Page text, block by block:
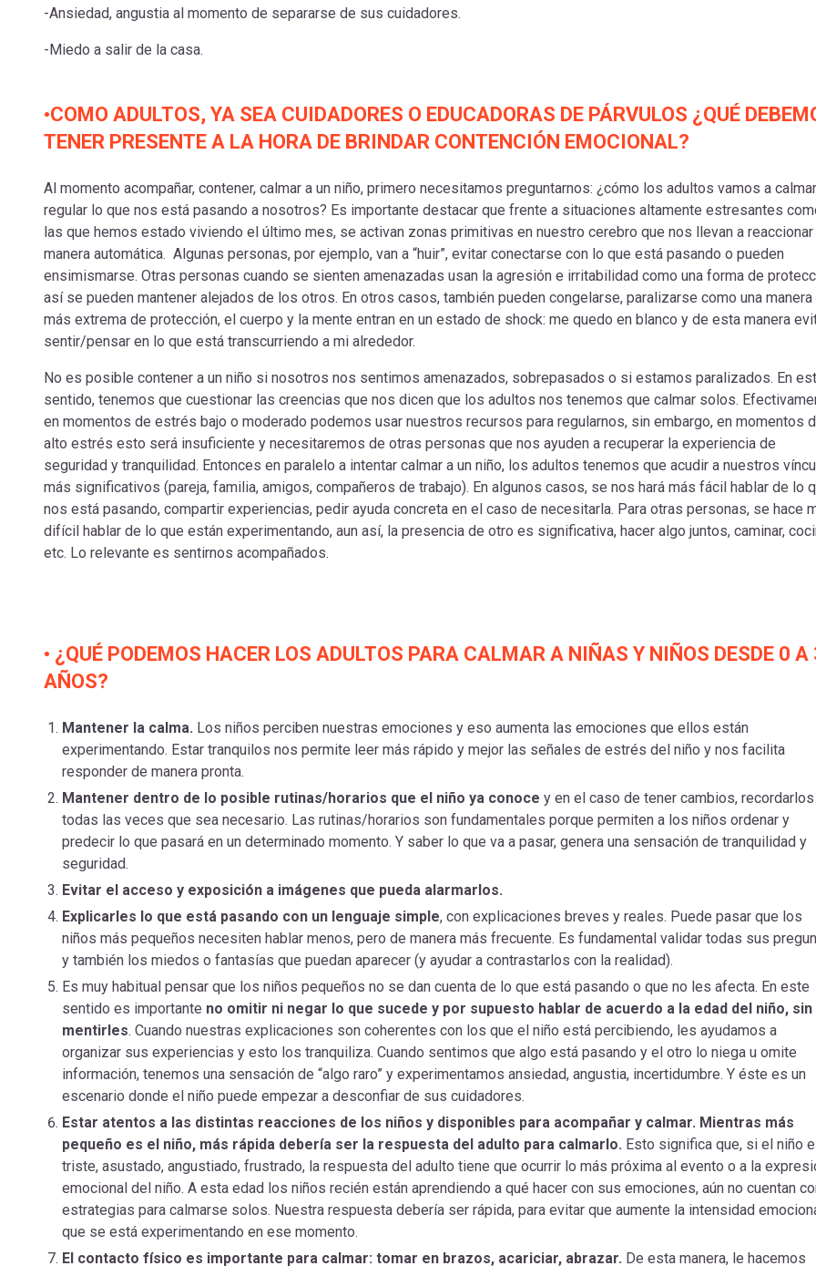
-Ansiedad, angustia al momento de separarse de sus cuidadores.
-Miedo a salir de la casa.
•COMO ADULTOS, YA SEA CUIDADORES O EDUCADORAS DE PÁRVULOS ¿QUÉ
TENER PRESENTE A LA HORA DE BRINDAR CONTENCIÓN EMOCIONAL?
Al momento acompañar, contener, calmar a un niño, primero necesitamos preguntarnos: ¿cómo los adultos vamos a
regular lo que nos está pasando a nosotros? Es importante destacar que frente a situaciones altamente estresantes
las que hemos estado viviendo el último mes, se activan zonas primitivas en nuestro cerebro que nos llevan a reaccionar
manera automática. Algunas personas, por ejemplo, van a “huir”, evitar conectarse con lo que está pasando o pueden
ensimismarse. Otras personas cuando se sienten amenazadas usan la agresión e irritabilidad como una forma de
así se pueden mantener alejados de los otros. En otros casos, también pueden congelarse, paralizarse como una manera
más extrema de protección, el cuerpo y la mente entran en un estado de shock: me quedo en blanco y de esta manera
sentir/pensar en lo que está transcurriendo a mi alrededor.
No es posible contener a un niño si nosotros nos sentimos amenazados, sobrepasados o si estamos paralizados. En
sentido, tenemos que cuestionar las creencias que nos dicen que los adultos nos tenemos que calmar solos.
en momentos de estrés bajo o moderado podemos usar nuestros recursos para regularnos, sin embargo, en momentos
alto estrés esto será insuficiente y necesitaremos de otras personas que nos ayuden a recuperar la experiencia de
seguridad y tranquilidad. Entonces en paralelo a intentar calmar a un niño, los adultos tenemos que acudir a nuestros
más significativos (pareja, familia, amigos, compañeros de trabajo). En algunos casos, se nos hará más fácil hablar de lo
nos está pasando, compartir experiencias, pedir ayuda concreta en el caso de necesitarla. Para otras personas, se hace
difícil hablar de lo que están experimentando, aun así, la presencia de otro es significativa, hacer algo juntos, caminar,
etc. Lo relevante es sentirnos acompañados.
• ¿QUÉ PODEMOS HACER LOS ADULTOS PARA CALMAR A NIÑAS Y NIÑOS DESDE 0 A
AÑOS?
Mantener la calma. Los niños perciben nuestras emociones y eso aumenta las emociones que ellos están
experimentando. Estar tranquilos nos permite leer más rápido y mejor las señales de estrés del niño y nos facilita
responder de manera pronta.
Mantener dentro de lo posible rutinas/horarios que el niño ya conoce y en el caso de tener cambios, recordarlos
todas las veces que sea necesario. Las rutinas/horarios son fundamentales porque permiten a los niños ordenar y
predecir lo que pasará en un determinado momento. Y saber lo que va a pasar, genera una sensación de tranquilidad y
seguridad.
Evitar el acceso y exposición a imágenes que pueda alarmarlos.
Explicarles lo que está pasando con un lenguaje simple, con explicaciones breves y reales. Puede pasar que los
niños más pequeños necesiten hablar menos, pero de manera más frecuente. Es fundamental validar todas sus
y también los miedos o fantasías que puedan aparecer (y ayudar a contrastarlos con la realidad).
Es muy habitual pensar que los niños pequeños no se dan cuenta de lo que está pasando o que no les afecta. En este
sentido es importante no omitir ni negar lo que sucede y por supuesto hablar de acuerdo a la edad del niño, sin
mentirles. Cuando nuestras explicaciones son coherentes con los que el niño está percibiendo, les ayudamos a
organizar sus experiencias y esto los tranquiliza. Cuando sentimos que algo está pasando y el otro lo niega u omite
información, tenemos una sensación de “algo raro” y experimentamos ansiedad, angustia, incertidumbre. Y éste es un
escenario donde el niño puede empezar a desconfiar de sus cuidadores.
Estar atentos a las distintas reacciones de los niños y disponibles para acompañar y calmar. Mientras más
pequeño es el niño, más rápida debería ser la respuesta del adulto para calmarlo. Esto significa que, si el niño
triste, asustado, angustiado, frustrado, la respuesta del adulto tiene que ocurrir lo más próxima al evento o a la
emocional del niño. A esta edad los niños recién están aprendiendo a qué hacer con sus emociones, aún no cuentan
estrategias para calmarse solos. Nuestra respuesta debería ser rápida, para evitar que aumente la intensidad
que se está experimentando en ese momento.
El contacto físico es importante para calmar: tomar en brazos, acariciar, abrazar. De esta manera, le hacemos